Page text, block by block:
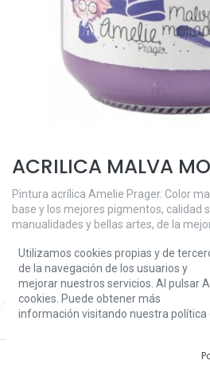
Price:
ACRILICA MALVA
Pintura acrílica Amelie Prager. Color
base y los mejores pigmentos, calidad
manualidades y bellas artes, de la
limpieza de los utensilios: agua y jabón.
3,71€
Utilizamos cookies propias y de
de la navegación de los usuarios y
mejorar nuestros servicios. Al pulsar
cookies. Puede obtener más
información visitando nuestra política